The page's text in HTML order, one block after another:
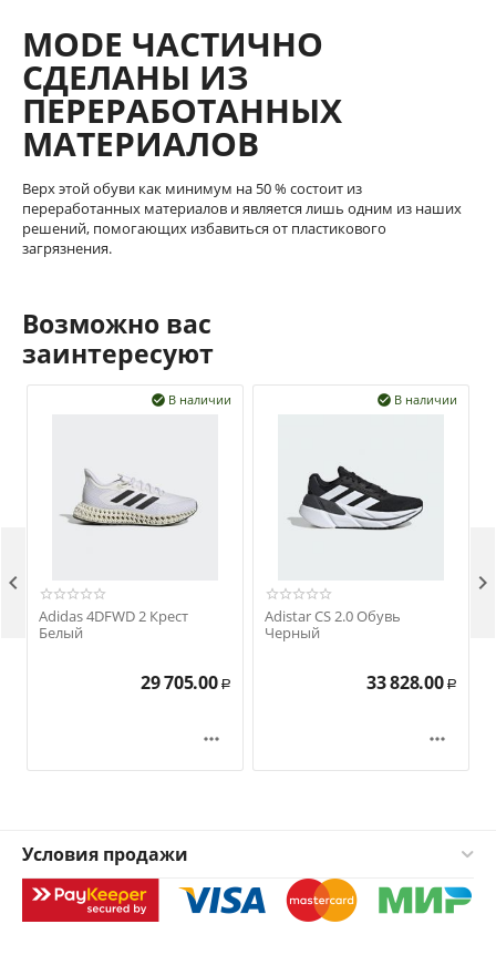
MODE ЧАСТИЧНО
СДЕЛАНЫ ИЗ
ПЕРЕРАБОТАННЫХ
МАТЕРИАЛОВ
Верх этой обуви как минимум на 50 % состоит из
переработанных материалов и является лишь одним из наших
решений, помогающих избавиться от пластикового
загрязнения.
Возможно вас
заинтересуют
В наличии

Adidas 4DFWD 2 Крест
Белый
29 705.00 Р

В наличии

Adistar CS 2.0 Обувь
Черный
33 828.00 Р

 
Условия продажи